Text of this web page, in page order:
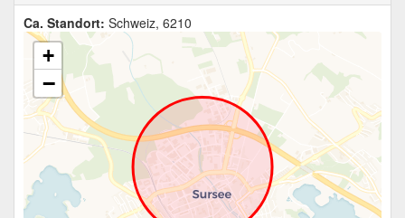
Ca. Standort: Schweiz, 6210
+
−